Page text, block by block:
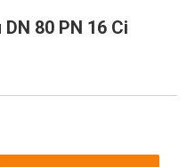
80 PN 16 Ci